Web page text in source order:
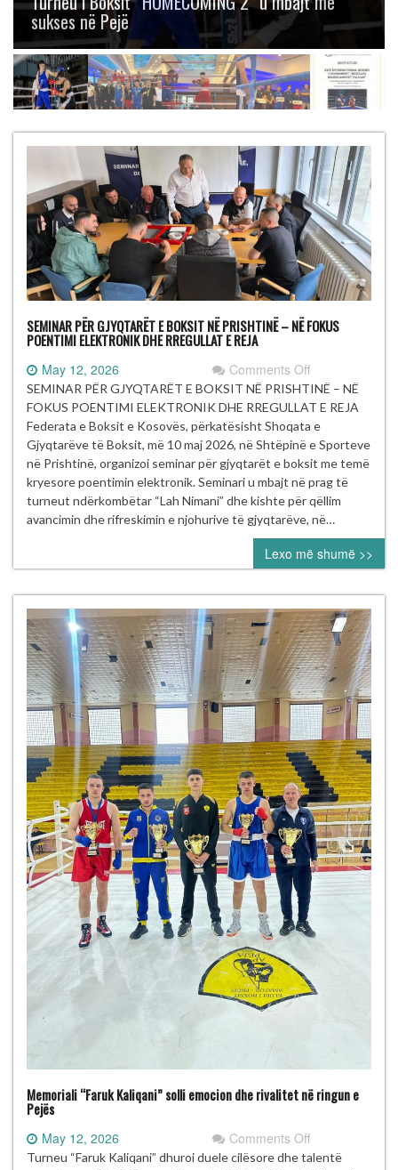
gjashtë medalje
SEMINAR PËR GJYQTARËT E BOKSIT NË PRISHTINË – NË FOKUS
POENTIMI ELEKTRONIK DHE RREGULLAT E REJA
May 12, 2026 Comments Offon
SEMINAR
PËR
GJYQTARËT
E
BOKSIT
NË
PRISHTINË
–
NË
FOKUS
POENTIMI
ELEKTRONIK
DHE
RREGULLAT
E
REJA
SEMINAR PËR GJYQTARËT E BOKSIT NË PRISHTINË – NË
FOKUS POENTIMI ELEKTRONIK DHE RREGULLAT E REJA
Federata e Boksit e Kosovës, përkatësisht Shoqata e
Gjyqtarëve të Boksit, më 10 maj 2026, në Shtëpinë e Sporteve
në Prishtinë, organizoi seminar për gjyqtarët e boksit me temë
kryesore poentimin elektronik. Seminari u mbajt në prag të
turneut ndërkombëtar “Lah Nimani” dhe kishte për qëllim
avancimin dhe rifreskimin e njohurive të gjyqtarëve, në…
Lexo më shumë >>
Memoriali “Faruk Kaliqani” solli emocion dhe rivalitet në ringun e
Pejës
May 12, 2026 Comments Offon
Memoriali
Turneu “Faruk Kaliqani” dhuroi duele cilësore dhe talentë